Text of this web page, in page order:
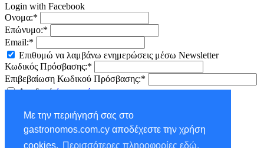
Με την περιήγησή σας στο
gastronomos.com.cy αποδέχεστε την χρήση
cookies. Περισσότερες πληροφορίες εδώ.
Login with Facebook
Ονομα:*
Επώνυμο:*
Email:*
Επιθυμώ να λαμβάνω ενημερώσεις μέσω Newsletter
Κωδικός Πρόσβασης:*
Επιβεβαίωση Κωδικού Πρόσβασης:*
Αποδοχήόρων χρήσης
NEWSLETTER - ΕΓΓΡΑΦΗ